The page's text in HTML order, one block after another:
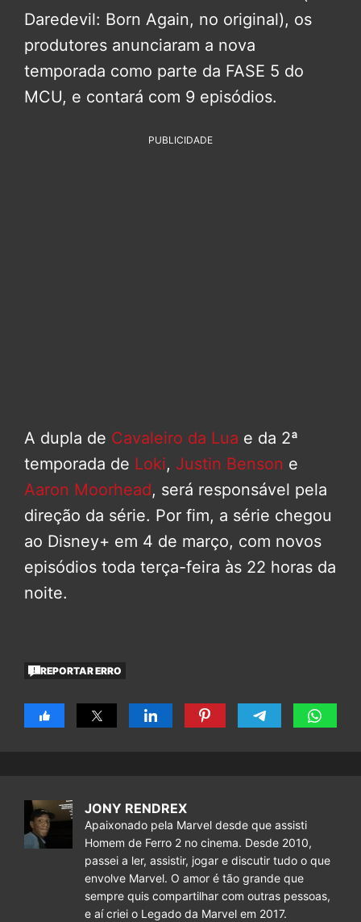
Daredevil: Born Again, no original), os
produtores anunciaram a nova
temporada como parte da FASE 5 do
MCU, e contará com 9 episódios.
PUBLICIDADE
A dupla de Cavaleiro da Lua e da 2ª
temporada de Loki, Justin Benson e
Aaron Moorhead, será responsável pela
direção da série. Por fim, a série chegou
ao Disney+ em 4 de março, com novos
episódios toda terça-feira às 22 horas da
noite.
REPORTAR ERRO
JONY RENDREX
Apaixonado pela Marvel desde que assisti
Homem de Ferro 2 no cinema. Desde 2010,
passei a ler, assistir, jogar e discutir tudo o que
envolve Marvel. O amor é tão grande que
sempre quis compartilhar com outras pessoas,
e aí criei o Legado da Marvel em 2017.